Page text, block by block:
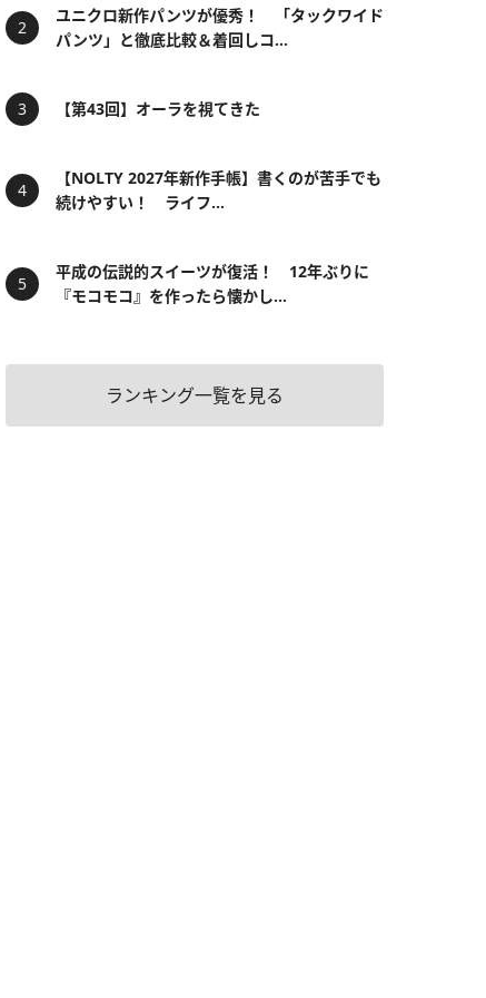
ユニクロ新作パンツが優秀！ 「タックワイド
パンツ」と徹底比較＆着回しコ...
【第43回】オーラを視てきた
【NOLTY 2027年新作手帳】書くのが苦手でも
続けやすい！ ライフ...
平成の伝説的スイーツが復活！ 12年ぶりに
『モコモコ』を作ったら懐かし...
ランキング一覧を見る